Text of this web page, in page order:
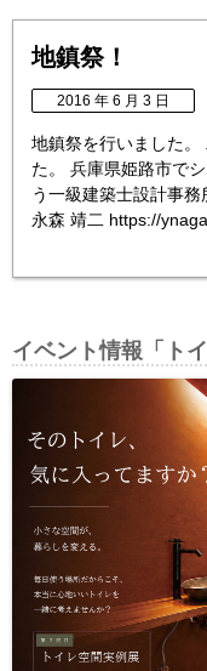
地鎮祭！
2016 年 6 月 3 日
地鎮祭を行いました。
た。 兵庫県姫路市で
う一級建築士設計事
永森 靖二 https://
イベント情報「ト